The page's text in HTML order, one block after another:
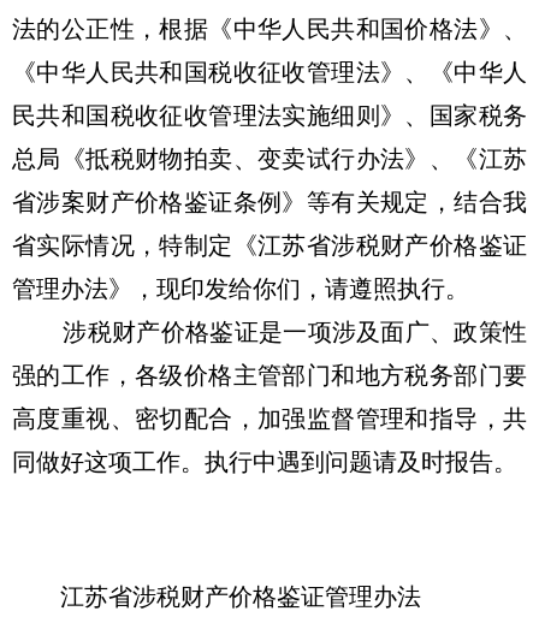
法的公正性，根据《中华人民共和国价格法》、
《中华人民共和国税收征收管理法》、《中华人
民共和国税收征收管理法实施细则》、国家税务
总局《抵税财物拍卖、变卖试行办法》、《江苏
省涉案财产价格鉴证条例》等有关规定，结合我
省实际情况，特制定《江苏省涉税财产价格鉴证
管理办法》，现印发给你们，请遵照执行。
涉税财产价格鉴证是一项涉及面广、政策性
强的工作，各级价格主管部门和地方税务部门要
高度重视、密切配合，加强监督管理和指导，共
同做好这项工作。执行中遇到问题请及时报告。
江苏省涉税财产价格鉴证管理办法